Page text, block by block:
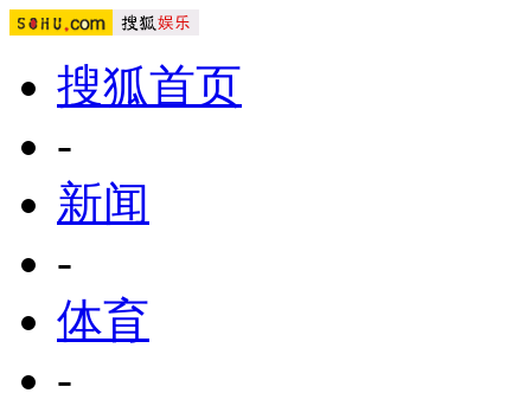
搜狐首页
-
新闻
-
体育
-